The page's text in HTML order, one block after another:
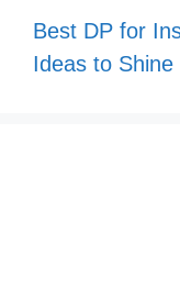
Best DP for
Ideas to Shine